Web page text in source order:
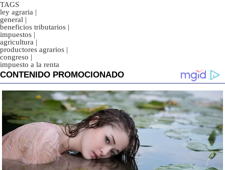
TAGS
ley agraria |
general |
beneficios tributarios |
impuestos |
agricultura |
productores agrarios |
congreso |
impuesto a la renta